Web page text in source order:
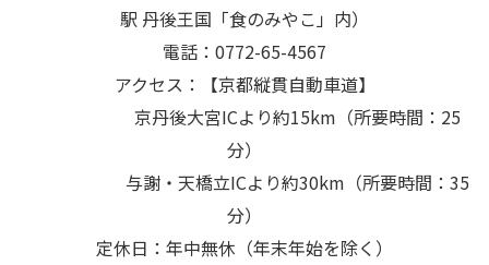
駅 丹後王国「食のみやこ」内）
電話：0772-65-4567
アクセス：【京都縦貫自動車道】
京丹後大宮ICより約15km（所要時間：25
分）
与謝・天橋立ICより約30km（所要時間：35
分）
定休日：年中無休（年末年始を除く）